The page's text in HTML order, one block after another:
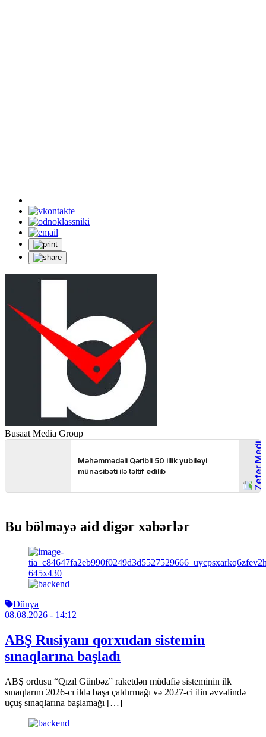
Busaat Media Group
Bu bölməyə aid digər xəbərlər
Dünya
08.08.2026 - 14:12
ABŞ Rusiyanı qorxudan sistemin
sınaqlarına başladı
ABŞ ordusu “Qızıl Günbəz” raketdən müdafiə sisteminin ilk
sınaqlarını 2026-cı ildə başa çatdırmağı və 2027-ci ilin əvvəlində
uçuş sınaqlarına başlamağı […]